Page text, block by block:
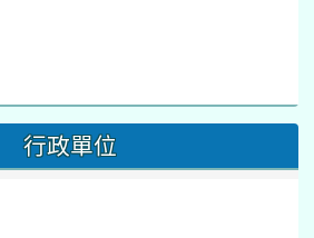
行政單位